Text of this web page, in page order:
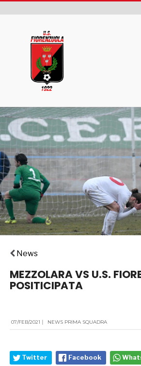
News
MEZZOLARA VS U.S.
POSITICIPATA
07/FEB/2021 NEWS PRIMA SQUADRA
Twitter Facebook